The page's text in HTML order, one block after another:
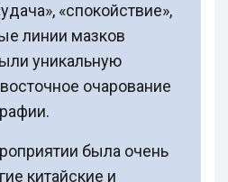
«спокойствие»,
линии мазков
уникальную
очарование
была очень
китайские и